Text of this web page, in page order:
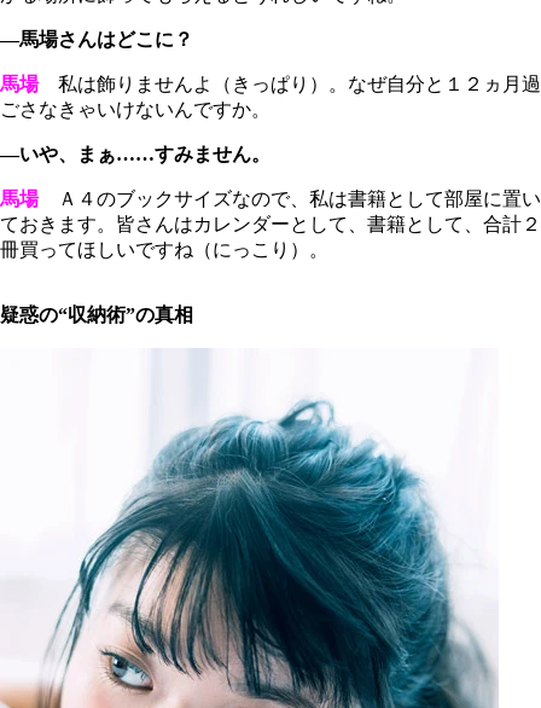
―馬場さんはどこに？
馬場私は飾りませんよ（きっぱり）。なぜ自分と１２ヵ月過
ごさなきゃいけないんですか。
―いや、まぁ……すみません。
馬場Ａ４のブックサイズなので、私は書籍として部屋に置い
ておきます。皆さんはカレンダーとして、書籍として、合計２
冊買ってほしいですね（にっこり）。
疑惑の“収納術”の真相